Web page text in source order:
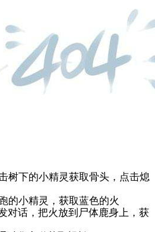
树下的小精灵获取骨头，点击熄
的小精灵，获取蓝色的火
对话，把火放到尸体鹿身上，获